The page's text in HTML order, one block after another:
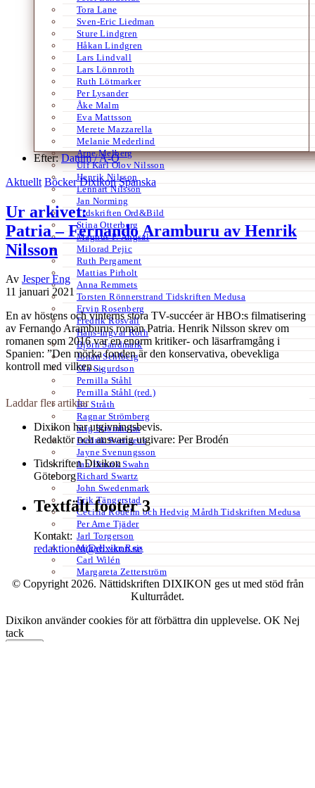
Tora Lane
Sven-Eric Liedman
Sture Lindgren
Håkan Lindgren
Lars Lindvall
Lars Lönnroth
Ruth Lötmarker
Per Lysander
Åke Malm
Eva Mattsson
Merete Mazzarella
Melanie Mederlind
Arne Melberg
Ulf Karl Olov Nilsson
Henrik Nilsson
Lennart Nilsson
Jan Norming
Tidskriften Ord&Bild
Stina Otterberg
Magnus P. Ängsal
Milorad Pejic
Ruth Pergament
Mattias Pirholt
Anna Remmets
Torsten Rönnerstrand Tidskriften Medusa
Ervin Rosenberg
Fredrik Rosvall
Hans-Ingvar Roth
Björn Sandmark
Johan Sehlberg
Ola Sigurdson
Pernilla Ståhl
Pernilla Ståhl (red.)
Bo Stråth
Ragnar Strömberg
Stig Strömholm
Fredrik Svenaeus
Jayne Svenungsson
Jan Henrik Swahn
Richard Swartz
John Swedenmark
Erik Tängerstad
Cecilia Rodéhn och Hedvig Mårdh Tidskriften Medusa
Per Arne Tjäder
Jarl Torgerson
Mikael van Reis
Carl Wilén
Margareta Zetterström
Efter:Datum /A-Ö
Aktuellt Böcker Dixikon Spanska
Ur arkivet:
Patria – Fernando Aramburu av Henrik
Nilsson
Av Jesper Eng
11 januari 2021
En av höstens och vinterns stora TV-succéer är HBO:s filmatisering
av Fernando Aramburus roman Patria. Henrik Nilsson skrev om
romanen som 2016 var en enorm kritiker- och läsarframgång i
Spanien: ”Den mörka fonden är den konservativa, obevekliga
kontroll med vilken…
Laddar fler artiklar
Dixikon har utgivningsbevis.
Redaktör och ansvarig utgivare: Per Brodén
Tidskriften Dixikon
Göteborg
Textfält footer 3
Kontakt:
redaktionen@dixikon.se
© Copyright 2026. Nättidskriften DIXIKON ges ut med stöd från
Kulturrådet.
Dixikon använder cookies för att förbättra din upplevelse. OK Nej
tack